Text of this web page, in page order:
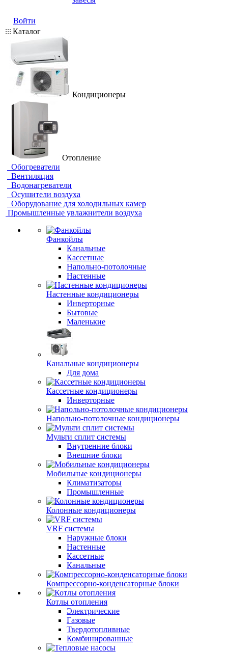
Войти
Каталог
Кондиционеры
Отопление
Обогреватели
Вентиляция
Водонагреватели
Осушители воздуха
Оборудование для холодильных камер
Промышленные увлажнители воздуха
Фанкойлы
Канальные
Кассетные
Напольно-потолочные
Настенные
Настенные кондиционеры
Инверторные
Бытовые
Маленькие
Канальные кондиционеры
Для дома
Кассетные кондиционеры
Инверторные
Напольно-потолочные кондиционеры
Мульти сплит системы
Внутренние блоки
Внешние блоки
Мобильные кондиционеры
Климатизаторы
Промышленные
Колонные кондиционеры
VRF системы
Наружные блоки
Настенные
Кассетные
Канальные
Компрессорно-конденсаторные блоки
Котлы отопления
Электрические
Газовые
Твердотопливные
Комбинированные